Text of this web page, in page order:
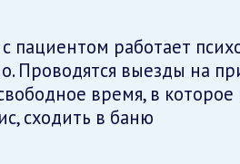
пациентом работает
Проводятся выезды на
время, в
сходить в баню